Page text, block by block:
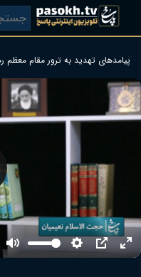
پیامدهای تهدید به ترور مقام معظم
Mute SettingsPIP